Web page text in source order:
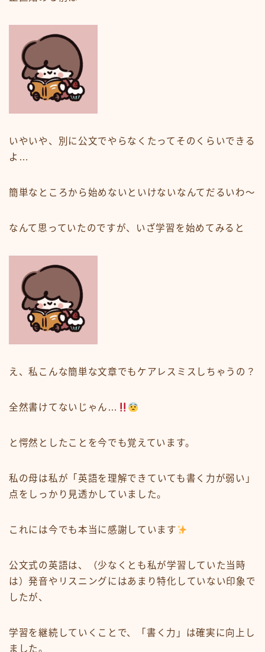
いやいや、別に公文でやらなくたってそのくらいできる
よ…
簡単なところから始めないといけないなんてだるいわ〜
なんて思っていたのですが、いざ学習を始めてみると
え、私こんな簡単な文章でもケアレスミスしちゃうの？
全然書けてないじゃん…
と愕然としたことを今でも覚えています。
私の母は私が「 英語を理解できていても書く力が弱い 」
点をしっかり見透かしていました。
これには今でも本当に感謝しています
公文式の英語は、（少なくとも私が学習していた当時
は）発音やリスニングにはあまり特化していない印象で
したが、
学習を継続していくことで、 「書く力」は確実に向上 し
ました。